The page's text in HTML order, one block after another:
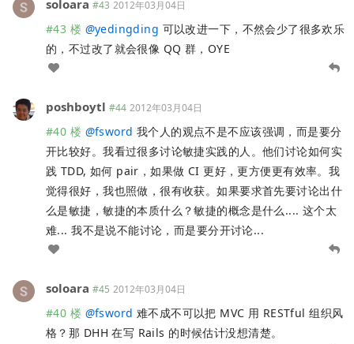
soloara #43 2012年03月04日
#43 楼 @yedingding 可以改进一下，不然会少了很多欢乐
的，不过改了就会很像 QQ 群，OYE
poshboytl #44 2012年03月04日
#40 楼 @fsword 我个人的观点不是不应该强调，而是要分
开比较好。我看过很多讨论敏捷实践的人。他们讨论如何实
践 TDD, 如何 pair，如果做 CI 更好，更方便更有效率。我
觉得很好，我也照做，很有收获。如果要求首先要讨论出什
么是敏捷，敏捷的本质什么？敏捷的概念是什么.... 这个太
难... 我不是说不能讨论，而是要分开讨论...
soloara #45 2012年03月04日
#40 楼 @fsword 难不成不可以把 MVC 用 RESTful 组织风
格？那 DHH 在写 Rails 的时候估计没想清楚。